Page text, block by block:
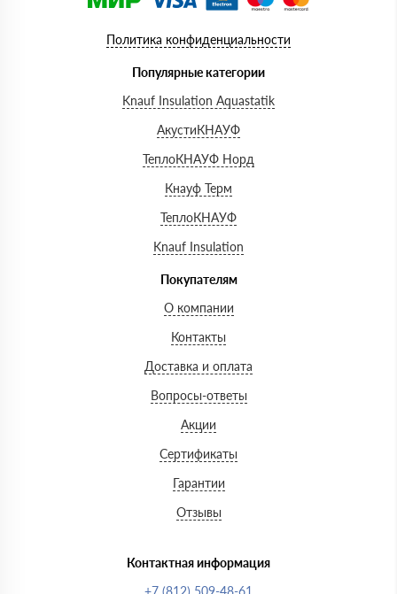
Политика конфиденциальности
Популярные категории
Knauf Insulation Aquastatik
АкустиКНАУФ
ТеплоКНАУФ Норд
Кнауф Терм
ТеплоКНАУФ
Knauf Insulation
Покупателям
О компании
Контакты
Доставка и оплата
Вопросы-ответы
Акции
Сертификаты
Гарантии
Отзывы
Контактная информация